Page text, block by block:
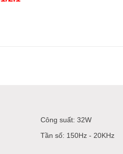
Công suất: 32W
Tần số: 150Hz - 20KHz